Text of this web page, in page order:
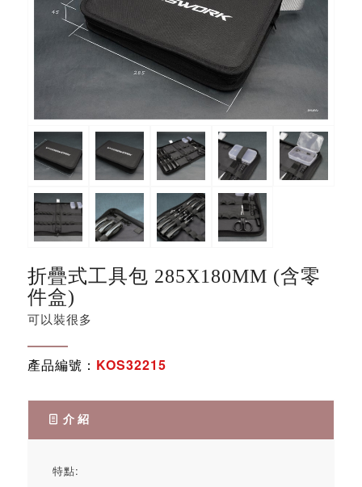
折疊式工具包 285X180MM (含零
件盒)
可以裝很多
產品編號： KOS32215
介 紹
特點: